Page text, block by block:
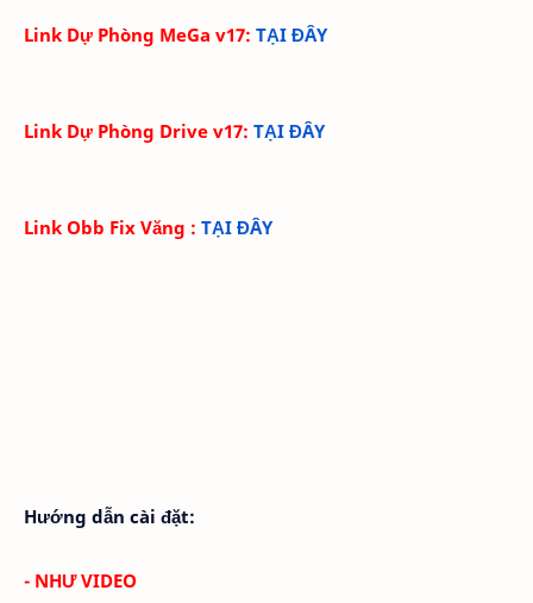
Link Dự Phòng MeGa v17: TẠI ĐÂY
Link Dự Phòng Drive v17: TẠI ĐÂY
Link Obb Fix Văng : TẠI ĐÂY
Hướng dẫn cài đặt:
- NHƯ VIDEO